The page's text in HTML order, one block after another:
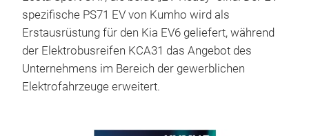
spezifische PS71 EV von Kumho wird als
Erstausrüstung für den Kia EV6 geliefert, während
der Elektrobusreifen KCA31 das Angebot des
Unternehmens im Bereich der gewerblichen
Elektrofahrzeuge erweitert.